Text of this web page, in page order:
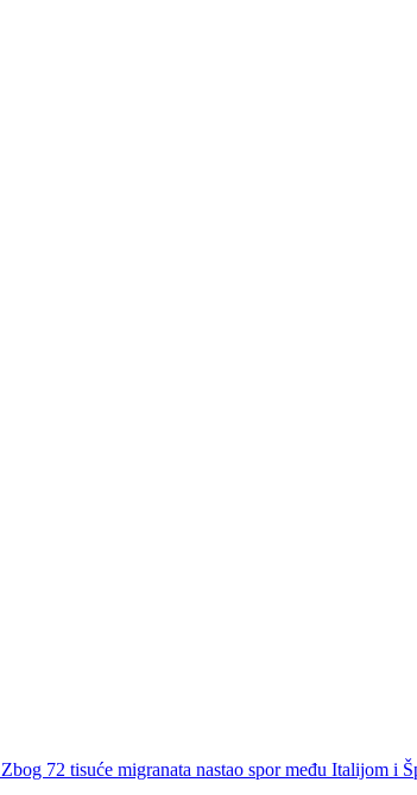
Zbog 72 tisuće migranata nastao spor među Italijom i